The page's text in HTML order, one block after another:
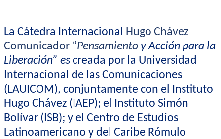
La Cátedra Internacional
Hugo Chávez
Comunicador “Pensamiento y Acción para la
Liberación” es creada por la Universidad
Internacional de las Comunicaciones
(LAUICOM), conjuntamente con el Instituto
Hugo Chávez (IAEP); el Instituto Simón
Bolívar (ISB); y el Centro de Estudios
Latinoamericano y del Caribe Rómulo